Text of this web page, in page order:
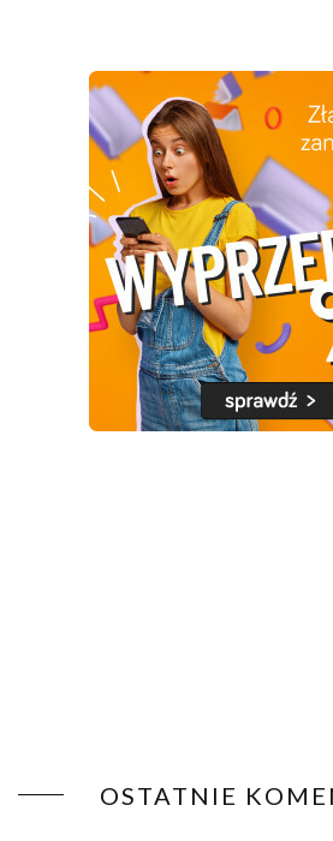
OSTATNIE